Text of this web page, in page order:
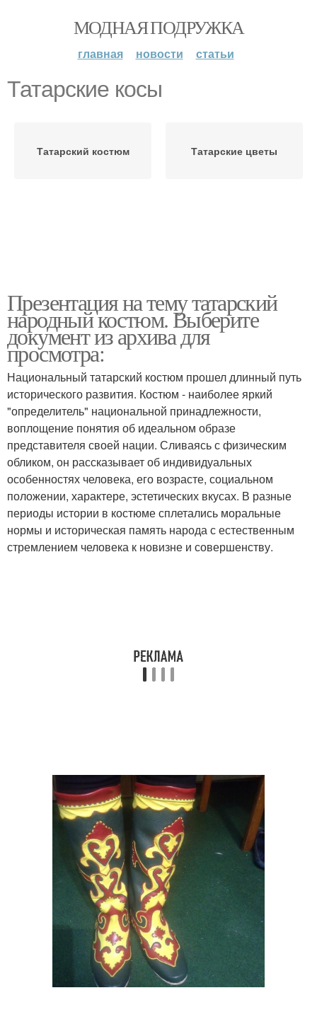
МОДНАЯ ПОДРУЖКА
главная новости статьи
Татарские косы
Татарский костюм Татарские цветы
Презентация на тему татарский
народный костюм. Выберите
документ из архива для
просмотра:
Национальный татарский костюм прошел длинный путь
исторического развития. Костюм - наиболее яркий
"определитель" национальной принадлежности,
воплощение понятия об идеальном образе
представителя своей нации. Сливаясь с физическим
обликом, он рассказывает об индивидуальных
особенностях человека, его возрасте, социальном
положении, характере, эстетических вкусах. В разные
периоды истории в костюме сплетались моральные
нормы и историческая память народа с естественным
стремлением человека к новизне и совершенству.